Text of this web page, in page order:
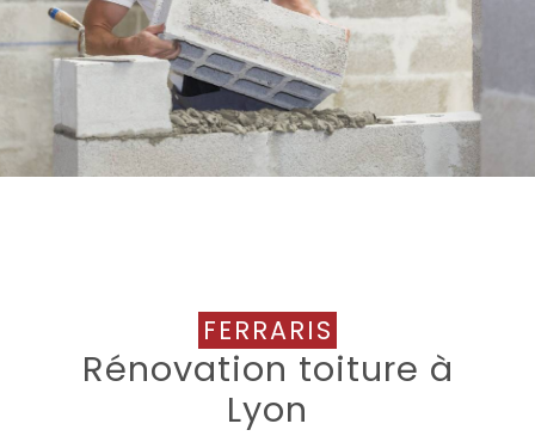
FERRARIS
Rénovation toiture à
Lyon